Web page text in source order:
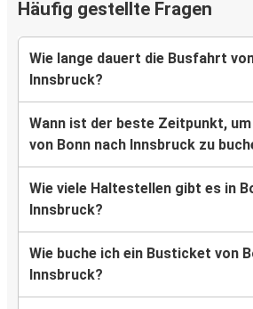
Häufig gestellte Fragen
Wie lange dauert die Busfahrt
Innsbruck?
Wann ist der beste Zeitpunkt,
von Bonn nach Innsbruck zu
Wie viele Haltestellen gibt es in
Innsbruck?
Wie buche ich ein Busticket von
Innsbruck?